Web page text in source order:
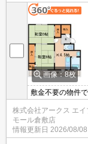
画像：8枚
敷金不要の物件
す。小さいお子
す。上階からの
快適な生活をお
株式会社アークス エ
モール倉敷店
情報更新日 2026/08/08